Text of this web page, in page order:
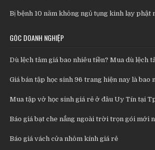
Bị bệnh 10 năm không ngủ tụng kinh lạy phật
GÓC DOANH NGHIỆP
Dù lệch tâm giá bao nhiêu tiền? Mua dù lệch
Giá bán tập học sinh 96 trang hiện nay là bao
Mua tập vở học sinh giá rẻ ở đâu Uy Tín tại
Báo giá bạt che nắng ngoài trời trọn gói mới
Báo giá vách cửa nhôm kính giá rẻ